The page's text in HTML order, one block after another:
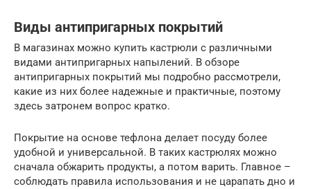
Виды антипригарных покрытий
В магазинах можно купить кастрюли с различными
видами антипригарных напылений. В обзоре
антипригарных покрытий мы подробно рассмотрели,
какие из них более надежные и практичные, поэтому
здесь затронем вопрос кратко.
Покрытие на основе тефлона делает посуду более
удобной и универсальной. В таких кастрюлях можно
сначала обжарить продукты, а потом варить. Главное –
соблюдать правила использования и не царапать дно и